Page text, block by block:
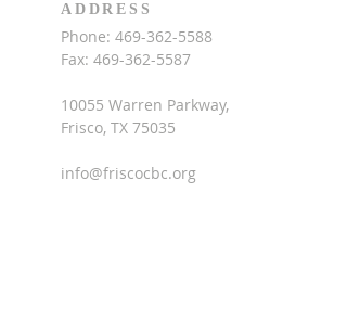
ADDRESS
Phone: 469-362-5588
Fax: 469-362-5587
10055 Warren Parkway,
Frisco, TX 75035
info@friscocbc.org